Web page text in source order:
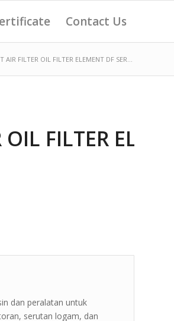
Contact Us
FILTER OIL FILTER ELEMENT DF SER...
OIL FILTER
dan peralatan untuk
serutan logam, dan